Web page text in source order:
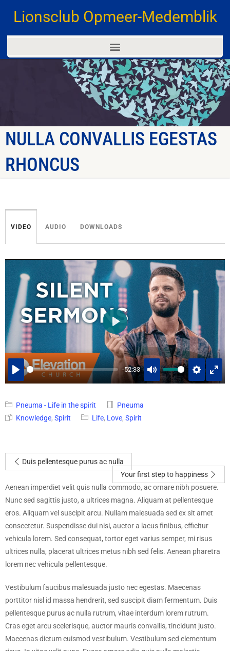
Lionsclub Opmeer-Medemblik
NULLA CONVALLIS EGESTAS
RHONCUS
VIDEO
PLAY
-52:33
MUTE SETTINGS
PLAY
AUDIO DOWNLOADS
Pneuma - Life in the spirit
Pneuma
Knowledge, Spirit Life, Love, Spirit
Duis pellentesque purus ac nulla
Your first step to happiness
Aenean imperdiet velit quis nulla commodo, ac ornare nibh posuere.
Nunc sed sagittis justo, a ultrices magna. Aliquam at pellentesque
eros. Aliquam vel suscipit arcu. Nullam malesuada sed ex sit amet
consectetur. Suspendisse dui nisi, auctor a lacus finibus, efficitur
vehicula lorem. Sed consequat, tortor eget varius semper, mi risus
ultrices nulla, placerat ultrices metus nibh sed felis. Aenean pharetra
lorem nec vehicula pellentesque.
Vestibulum faucibus malesuada justo nec egestas. Maecenas
porttitor nisl id massa hendrerit, sed suscipit diam fermentum. Duis
pellentesque purus ac nulla rutrum, vitae interdum lorem rutrum.
Cras eget arcu scelerisque, auctor mauris convallis, tincidunt justo.
Maecenas dictum euismod vestibulum. Vestibulum sed elementum